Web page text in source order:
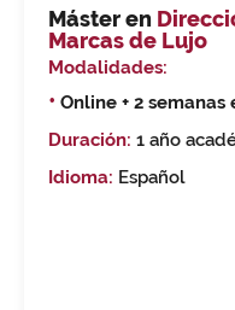
Máster en
Marcas de Lujo
Modalidades:
• Online + 2
Duración: 1 año
Idioma: Español